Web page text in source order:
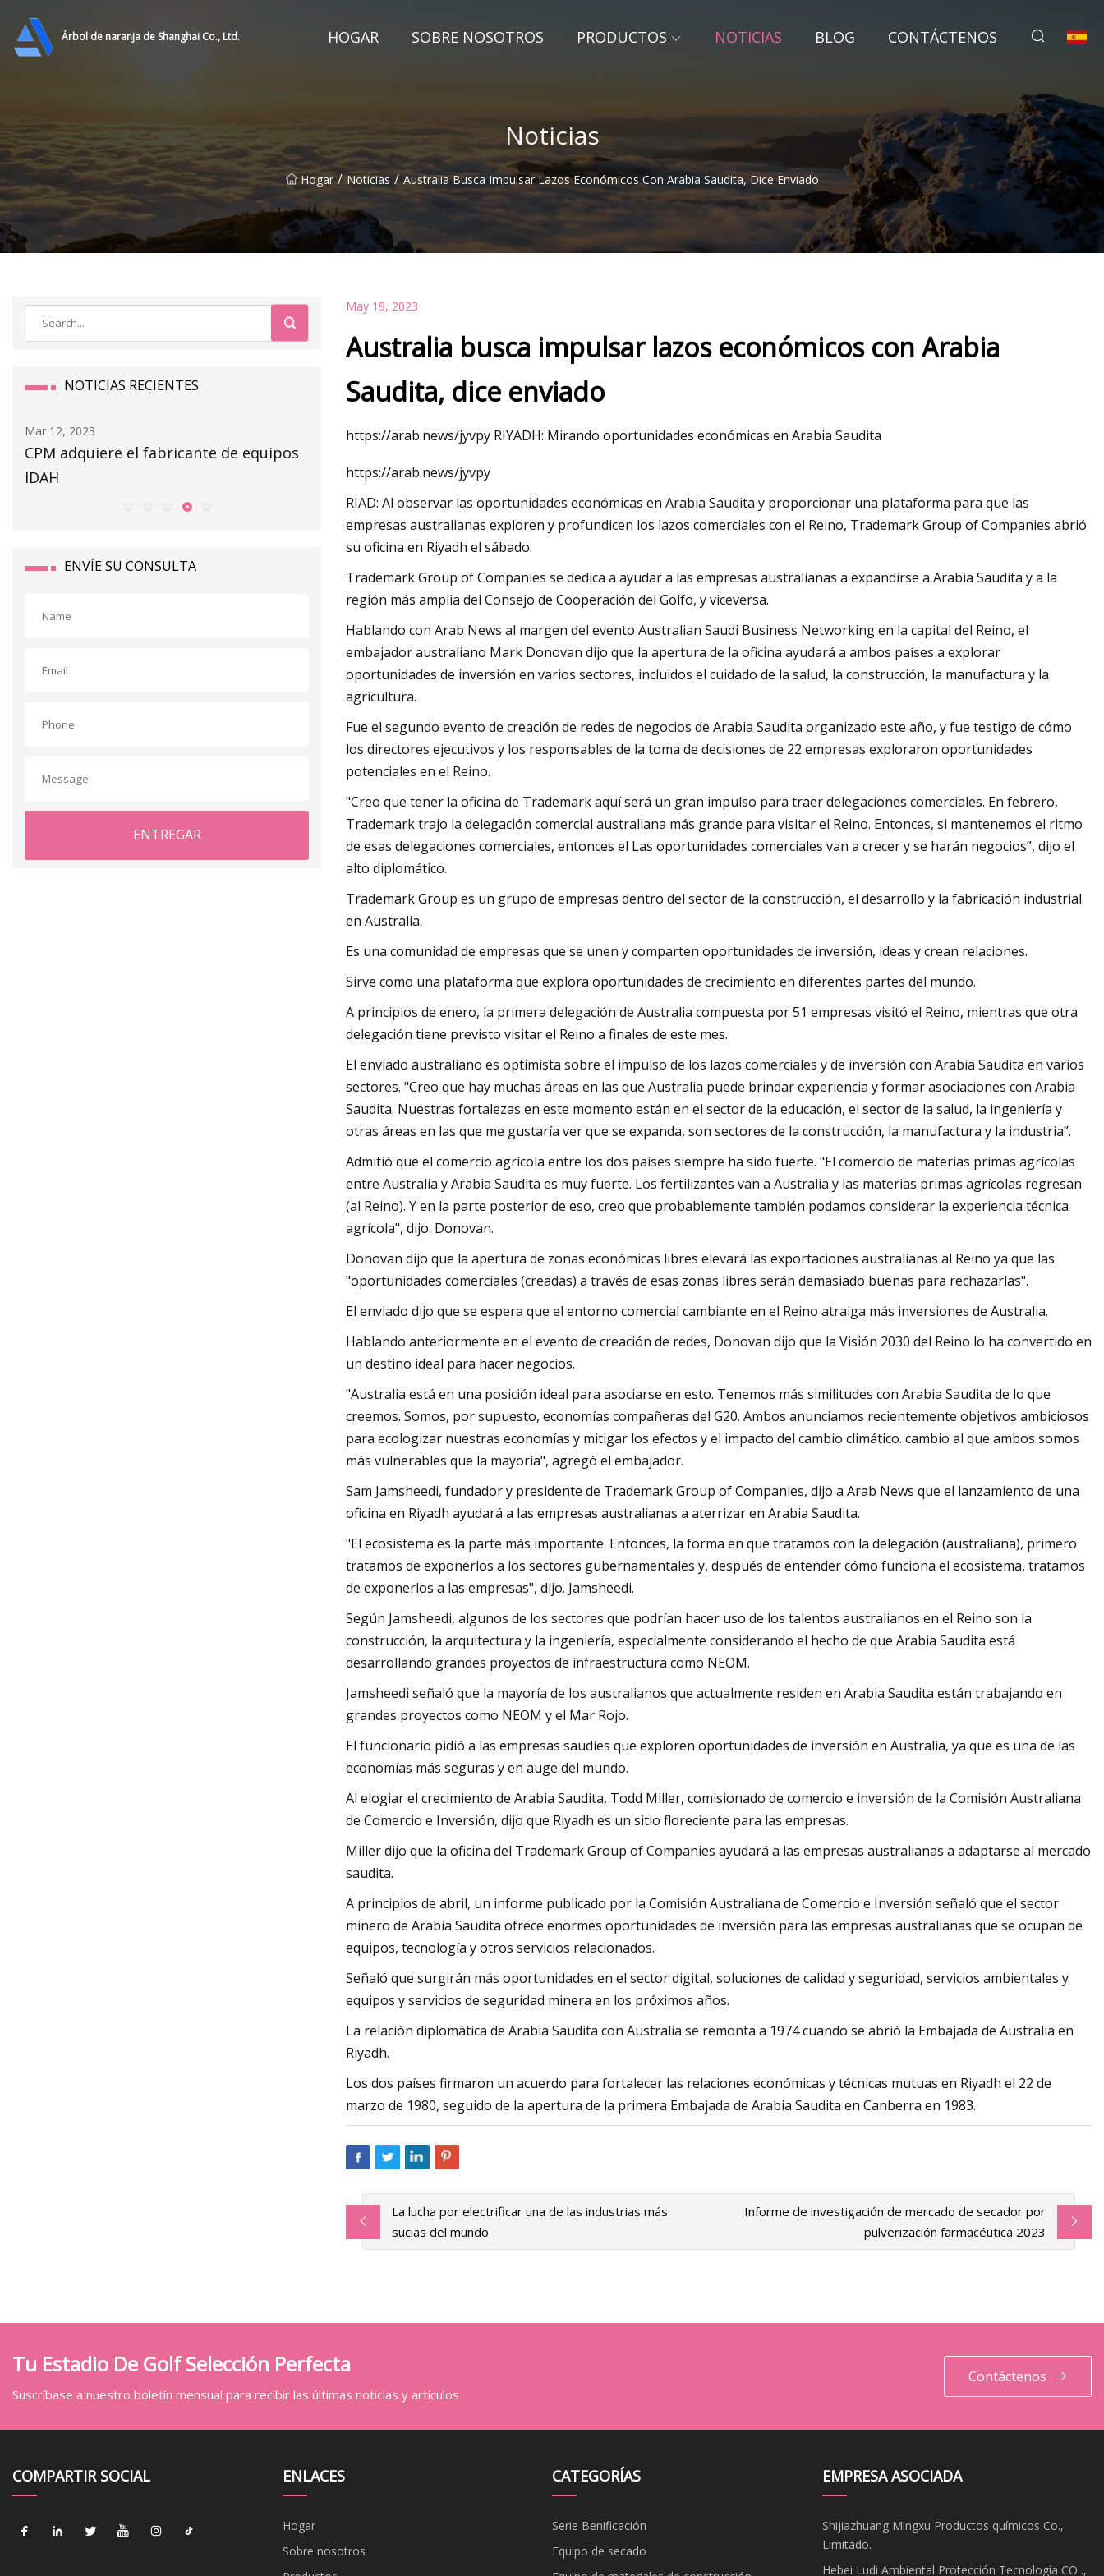
Árbol de naranja de Shanghai Co., Ltd. HOGAR SOBRE NOSOTROS PRODUCTOS NOTICIAS BLOG CONTÁCTENOS
Noticias
Hogar / Noticias / Australia Busca Impulsar Lazos Económicos Con Arabia Saudita, Dice Enviado
NOTICIAS RECIENTES
Mar 12, 2023
CPM adquiere el fabricante de equipos
IDAH
Mar 14, 2023 Mar 06, 2023
ENVÍE SU CONSULTA
ENTREGAR
May 19, 2023
Australia busca impulsar lazos económicos con Arabia
Saudita, dice enviado
https://arab.news/jyvpy RIYADH: Mirando oportunidades económicas en Arabia Saudita
https://arab.news/jyvpy
RIAD: Al observar las oportunidades económicas en Arabia Saudita y proporcionar una plataforma para que las
empresas australianas exploren y profundicen los lazos comerciales con el Reino, Trademark Group of Companies abrió
su oficina en Riyadh el sábado.
Trademark Group of Companies se dedica a ayudar a las empresas australianas a expandirse a Arabia Saudita y a la
región más amplia del Consejo de Cooperación del Golfo, y viceversa.
Hablando con Arab News al margen del evento Australian Saudi Business Networking en la capital del Reino, el
embajador australiano Mark Donovan dijo que la apertura de la oficina ayudará a ambos países a explorar
oportunidades de inversión en varios sectores, incluidos el cuidado de la salud, la construcción, la manufactura y la
agricultura.
Fue el segundo evento de creación de redes de negocios de Arabia Saudita organizado este año, y fue testigo de cómo
los directores ejecutivos y los responsables de la toma de decisiones de 22 empresas exploraron oportunidades
potenciales en el Reino.
"Creo que tener la oficina de Trademark aquí será un gran impulso para traer delegaciones comerciales. En febrero,
Trademark trajo la delegación comercial australiana más grande para visitar el Reino. Entonces, si mantenemos el ritmo
de esas delegaciones comerciales, entonces el Las oportunidades comerciales van a crecer y se harán negocios”, dijo el
alto diplomático.
Trademark Group es un grupo de empresas dentro del sector de la construcción, el desarrollo y la fabricación industrial
en Australia.
Es una comunidad de empresas que se unen y comparten oportunidades de inversión, ideas y crean relaciones.
Sirve como una plataforma que explora oportunidades de crecimiento en diferentes partes del mundo.
A principios de enero, la primera delegación de Australia compuesta por 51 empresas visitó el Reino, mientras que otra
delegación tiene previsto visitar el Reino a finales de este mes.
El enviado australiano es optimista sobre el impulso de los lazos comerciales y de inversión con Arabia Saudita en varios
sectores. "Creo que hay muchas áreas en las que Australia puede brindar experiencia y formar asociaciones con Arabia
Saudita. Nuestras fortalezas en este momento están en el sector de la educación, el sector de la salud, la ingeniería y
otras áreas en las que me gustaría ver que se expanda, son sectores de la construcción, la manufactura y la industria”.
Admitió que el comercio agrícola entre los dos países siempre ha sido fuerte. "El comercio de materias primas agrícolas
entre Australia y Arabia Saudita es muy fuerte. Los fertilizantes van a Australia y las materias primas agrícolas regresan
(al Reino). Y en la parte posterior de eso, creo que probablemente también podamos considerar la experiencia técnica
agrícola", dijo. Donovan.
Donovan dijo que la apertura de zonas económicas libres elevará las exportaciones australianas al Reino ya que las
"oportunidades comerciales (creadas) a través de esas zonas libres serán demasiado buenas para rechazarlas".
El enviado dijo que se espera que el entorno comercial cambiante en el Reino atraiga más inversiones de Australia.
Hablando anteriormente en el evento de creación de redes, Donovan dijo que la Visión 2030 del Reino lo ha convertido en
un destino ideal para hacer negocios.
"Australia está en una posición ideal para asociarse en esto. Tenemos más similitudes con Arabia Saudita de lo que
creemos. Somos, por supuesto, economías compañeras del G20. Ambos anunciamos recientemente objetivos ambiciosos
para ecologizar nuestras economías y mitigar los efectos y el impacto del cambio climático. cambio al que ambos somos
más vulnerables que la mayoría", agregó el embajador.
Sam Jamsheedi, fundador y presidente de Trademark Group of Companies, dijo a Arab News que el lanzamiento de una
oficina en Riyadh ayudará a las empresas australianas a aterrizar en Arabia Saudita.
"El ecosistema es la parte más importante. Entonces, la forma en que tratamos con la delegación (australiana), primero
tratamos de exponerlos a los sectores gubernamentales y, después de entender cómo funciona el ecosistema, tratamos
de exponerlos a las empresas", dijo. Jamsheedi.
Según Jamsheedi, algunos de los sectores que podrían hacer uso de los talentos australianos en el Reino son la
construcción, la arquitectura y la ingeniería, especialmente considerando el hecho de que Arabia Saudita está
desarrollando grandes proyectos de infraestructura como NEOM.
Jamsheedi señaló que la mayoría de los australianos que actualmente residen en Arabia Saudita están trabajando en
grandes proyectos como NEOM y el Mar Rojo.
El funcionario pidió a las empresas saudíes que exploren oportunidades de inversión en Australia, ya que es una de las
economías más seguras y en auge del mundo.
Al elogiar el crecimiento de Arabia Saudita, Todd Miller, comisionado de comercio e inversión de la Comisión Australiana
de Comercio e Inversión, dijo que Riyadh es un sitio floreciente para las empresas.
Miller dijo que la oficina del Trademark Group of Companies ayudará a las empresas australianas a adaptarse al mercado
saudita.
A principios de abril, un informe publicado por la Comisión Australiana de Comercio e Inversión señaló que el sector
minero de Arabia Saudita ofrece enormes oportunidades de inversión para las empresas australianas que se ocupan de
equipos, tecnología y otros servicios relacionados.
Señaló que surgirán más oportunidades en el sector digital, soluciones de calidad y seguridad, servicios ambientales y
equipos y servicios de seguridad minera en los próximos años.
La relación diplomática de Arabia Saudita con Australia se remonta a 1974 cuando se abrió la Embajada de Australia en
Riyadh.
Los dos países firmaron un acuerdo para fortalecer las relaciones económicas y técnicas mutuas en Riyadh el 22 de
marzo de 1980, seguido de la apertura de la primera Embajada de Arabia Saudita en Canberra en 1983.
La lucha por electrificar una de las industrias más
sucias del mundo
Informe de investigación de mercado de secador por
pulverización farmacéutica 2023
Tu Estadio De Golf Selección Perfecta
Suscríbase a nuestro boletín mensual para recibir las últimas noticias y artículos
Contáctenos
COMPARTIR SOCIAL ENLACES
Hogar
Sobre nosotros
CATEGORÍAS
Serie Benificación
Equipo de secado
EMPRESA ASOCIADA
Shijiazhuang Mingxu Productos químicos Co.,
Limitado.
Hebei Ludi Ambiental Protección Tecnología CO .,